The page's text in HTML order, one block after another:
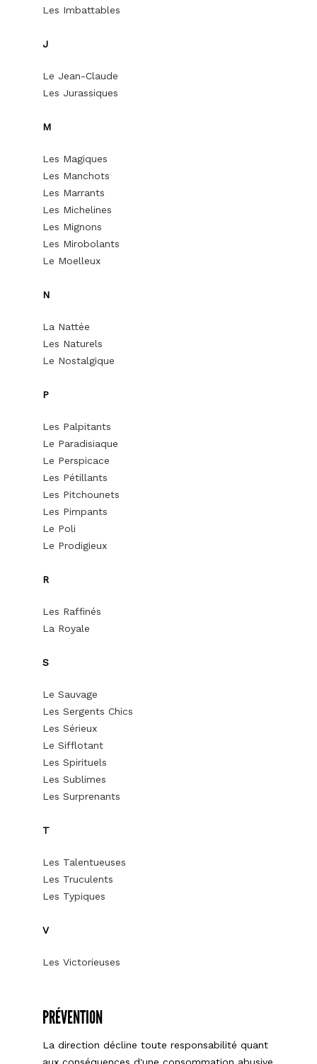
Les Imbattables
J
Le Jean-Claude
Les Jurassiques
M
Les Magiques
Les Manchots
Les Marrants
Les Michelines
Les Mignons
Les Mirobolants
Le Moelleux
N
La Nattée
Les Naturels
Le Nostalgique
P
Les Palpitants
Le Paradisiaque
Le Perspicace
Les Pétillants
Les Pitchounets
Les Pimpants
Le Poli
Le Prodigieux
R
Les Raffinés
La Royale
S
Le Sauvage
Les Sergents Chics
Les Sérieux
Le Sifflotant
Les Spirituels
Les Sublimes
Les Surprenants
T
Les Talentueuses
Les Truculents
Les Typiques
V
Les Victorieuses
PRÉVENTION
La direction décline toute responsabilité quant